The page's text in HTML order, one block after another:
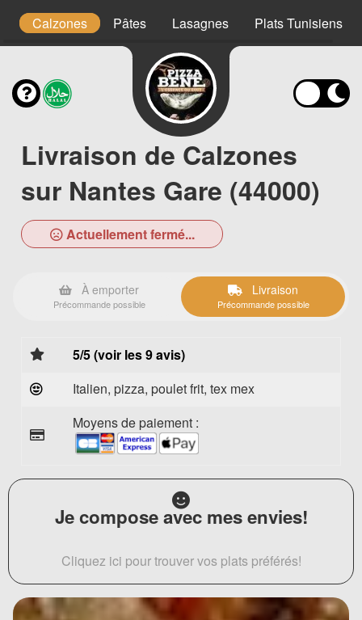
Calzones Pâtes Lasagnes Plats Tunisiens
Livraison de Calzones
sur Nantes Gare (44000)
Actuellement fermé...
À emporter
Précommande possible
Livraison
Précommande possible
5/5 (voir les 9 avis)
Italien, pizza, poulet frit, tex mex
Moyens de paiement :
Je compose avec mes envies!
Cliquez ici pour trouver vos plats préférés!